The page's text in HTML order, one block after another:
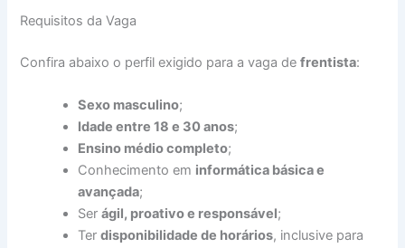
Requisitos da Vaga
Confira abaixo o perfil exigido para a vaga defrentista:
Sexo masculino;
Idade entre 18 e 30 anos;
Ensino médio completo;
Conhecimento em informática básica e
avançada;
Serágil, proativo e responsável;
Terdisponibilidade de horários, inclusive para